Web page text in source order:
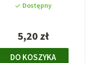
Dostępny
5,20 zł
DO KOSZYKA